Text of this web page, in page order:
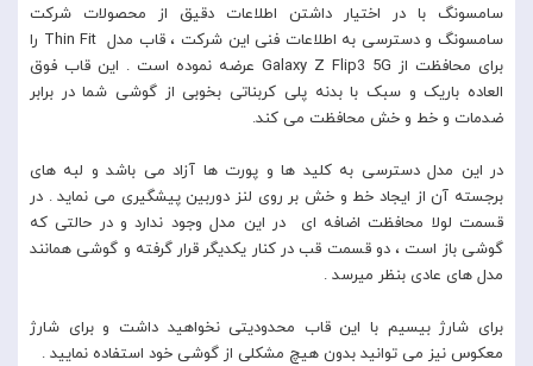
سامسونگ با در اختیار داشتن اطلاعات دقیق از محصولات شرکت
سامسونگ و دسترسی به اطلاعات فنی این شرکت ، قاب مدل Thin Fit را
برای محافظت از Galaxy Z Flip3 5G عرضه نموده است . این قاب فوق
العاده باریک و سبک با بدنه پلی کربناتی بخوبی از گوشی شما در برابر
ضدمات و خط و خش محافظت می کند.
در این مدل دسترسی به کلید ها و پورت ها آزاد می باشد و لبه های
برجسته آن از ایجاد خط و خش بر روی لنز دوربین پیشگیری می نماید . در
قسمت لولا محافظت اضافه ای در این مدل وجود ندارد و در حالتی که
گوشی باز است ، دو قسمت قب در کنار یکدیگر قرار گرفته و گوشی همانند
مدل های عادی بنظر میرسد .
برای شارژ بیسیم با این قاب محدودیتی نخواهید داشت و برای شارژ
معکوس نیز می توانید بدون هیچ مشکلی از گوشی خود استفاده نمایید .